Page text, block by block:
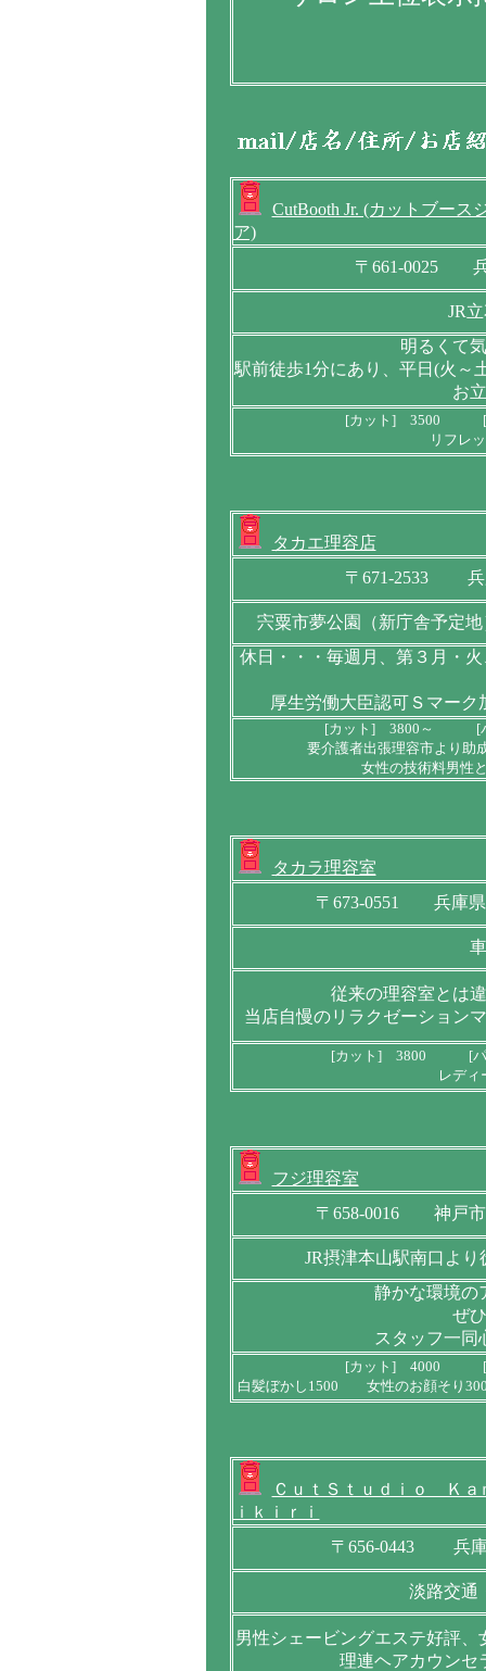
CutBooth Jr. (カットブース
ア)
〒661-0025 兵
JR
明るくて
駅前徒歩1分にあり、平日(火～
お
[カット] 3500 [
リフレ
タカエ理容店
〒671-2533 兵
宍粟市夢公園（新庁舎予定
休日・・・毎週月、第３月・
厚生労働大臣認可Ｓマー
[カット] 3800～ [
要介護者出張理容市よ
女性の技術料男
タカラ理容室
〒673-0551 兵庫県
従来の理容室とは
当店自慢のリラクゼーション
[カット] 3800 [パ
レデ
フジ理容室
〒658-0016 神戸市
JR摂津本山駅南口よ
静かな環境の
ぜ
スタッフ一同
[カット] 4000 [
白髪ぼかし1500 女性のお顔そり
ＣｕｔＳｔｕｄｉｏ Ｋａ
ｉｋｉｒｉ
〒656-0443 兵庫
淡路交通
男性シェービングエステ好評
理連ヘアカウンセ